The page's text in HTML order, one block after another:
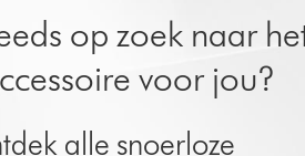
op zoek naar
voor jou?
alle snoerloze